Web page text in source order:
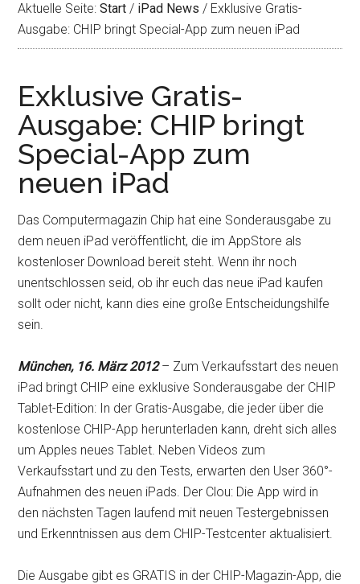
Aktuelle Seite:Start / iPad News / Exklusive Gratis-
Ausgabe: CHIP bringt Special-App zum neuen iPad
Exklusive Gratis-
Ausgabe: CHIP bringt
Special-App zum
neuen iPad
Das Computermagazin Chip hat eine Sonderausgabe zu
dem neuen iPad veröffentlicht, die im AppStore als
kostenloser Download bereit steht. Wenn ihr noch
unentschlossen seid, ob ihr euch das neue iPad kaufen
sollt oder nicht, kann dies eine große Entscheidungshilfe
sein.
München, 16. März 2012– Zum Verkaufsstart des neuen
iPad bringt CHIP eine exklusive Sonderausgabe der CHIP
Tablet-Edition: In der Gratis-Ausgabe, die jeder über die
kostenlose CHIP-App herunterladen kann, dreht sich alles
um Apples neues Tablet. Neben Videos zum
Verkaufsstart und zu den Tests, erwarten den User 360°-
Aufnahmen des neuen iPads. Der Clou: Die App wird in
den nächsten Tagen laufend mit neuen Testergebnissen
und Erkenntnissen aus dem CHIP-Testcenter aktualisiert.
Die Ausgabe gibt es GRATIS in der CHIP-Magazin-App, die